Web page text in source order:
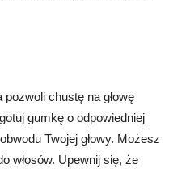
chustę na głowę
gumkę o odpowiedniej
Twojej głowy. Możesz
włosów. Upewnij się, że